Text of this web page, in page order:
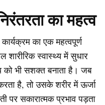
का महत्व
कार्यक्रम का एक महत्वपूर्ण
स्वास्थ्य में सुधार
को भी सशक्त बनाता है। जब
है, तो उसके शरीर में ऊर्जा
पर सकारात्मक प्रभाव पड़ता